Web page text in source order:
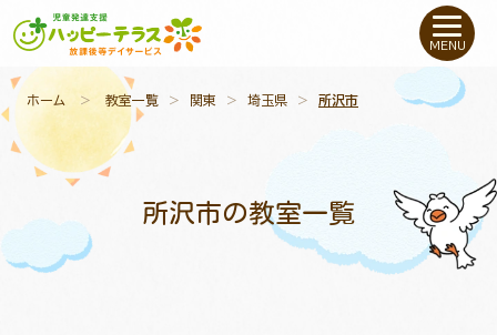
私たちについて
未就学のお子さま （０〜６才）
小学生〜高校生の
支援事例
MENU
ホーム ＞ 教室一覧 ＞ 関東 ＞ 埼玉県 ＞ 所沢市
所沢市の教室一覧